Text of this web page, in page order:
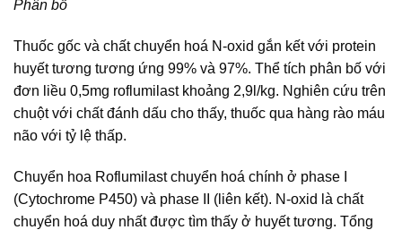
Phân bố
Thuốc gốc và chất chuyển hoá N-oxid gắn kết với protein
huyết tương tương ứng 99% và 97%. Thể tích phân bố với
đơn liều 0,5mg roflumilast khoảng 2,9l/kg. Nghiên cứu trên
chuột với chất đánh dấu cho thấy, thuốc qua hàng rào máu
não với tỷ lệ thấp.
Chuyển hoa Roflumilast chuyển hoá chính ở phase I
(Cytochrome P450) và phase II (liên kết). N-oxid là chất
chuyển hoá duy nhất được tìm thấy ở huyết tương. Tổng